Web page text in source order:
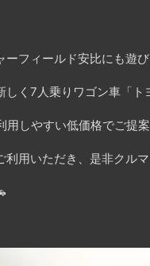
フィールド安比にも遊び
く7人乗りワゴン車「ト
しやすい低価格でご提案
用いただき、是非クル